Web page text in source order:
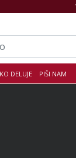
DELUJE PIŠI NAM